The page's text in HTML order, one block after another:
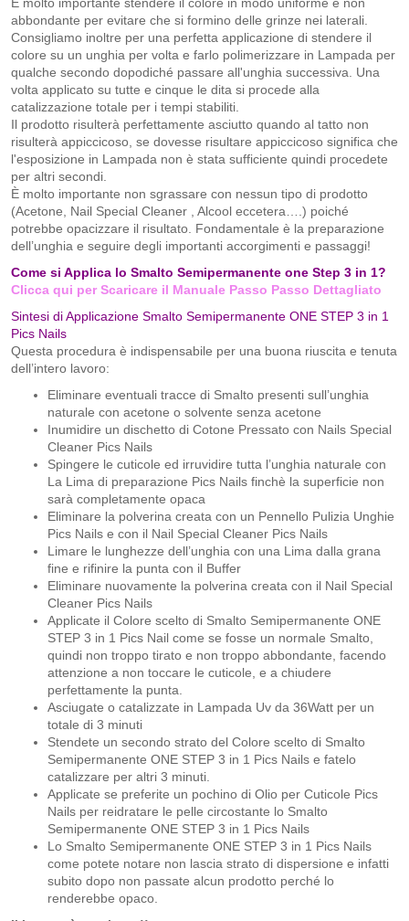
abbondante per evitare che si formino delle grinze nei laterali.
Consigliamo inoltre per una perfetta applicazione di stendere il
colore su un unghia per volta e farlo polimerizzare in Lampada per
qualche secondo dopodiché passare all'unghia successiva. Una
volta applicato su tutte e cinque le dita si procede alla
catalizzazione totale per i tempi stabiliti.
Il prodotto risulterà perfettamente asciutto quando al tatto non
risulterà appiccicoso, se dovesse risultare appiccicoso significa che
l'esposizione in Lampada non è stata sufficiente quindi procedete
per altri secondi.
È molto importante non sgrassare con nessun tipo di prodotto
(Acetone, Nail Special Cleaner , Alcool eccetera….) poiché
potrebbe opacizzare il risultato. Fondamentale è la preparazione
dell’unghia e seguire degli importanti accorgimenti e passaggi!
Come si Applica lo Smalto Semipermanente one Step 3 in 1?
Clicca qui per Scaricare il Manuale Passo Passo Dettagliato
Sintesi di Applicazione Smalto Semipermanente ONE STEP 3 in 1
Pics Nails
Questa procedura è indispensabile per una buona riuscita e tenuta
dell’intero lavoro:
Eliminare eventuali tracce di Smalto presenti sull’unghia
naturale con acetone o solvente senza acetone
Inumidire un dischetto di Cotone Pressato con Nails Special
Cleaner Pics Nails
Spingere le cuticole ed irruvidire tutta l’unghia naturale con
La Lima di preparazione Pics Nails finchè la superficie non
sarà completamente opaca
Eliminare la polverina creata con un Pennello Pulizia Unghie
Pics Nails e con il Nail Special Cleaner Pics Nails
Limare le lunghezze dell’unghia con una Lima dalla grana
fine e rifinire la punta con il Buffer
Eliminare nuovamente la polverina creata con il Nail Special
Cleaner Pics Nails
Applicate il Colore scelto di Smalto Semipermanente ONE
STEP 3 in 1 Pics Nail come se fosse un normale Smalto,
quindi non troppo tirato e non troppo abbondante, facendo
attenzione a non toccare le cuticole, e a chiudere
perfettamente la punta.
Asciugate o catalizzate in Lampada Uv da 36Watt per un
totale di 3 minuti
Stendete un secondo strato del Colore scelto di Smalto
Semipermanente ONE STEP 3 in 1 Pics Nails e fatelo
catalizzare per altri 3 minuti.
Applicate se preferite un pochino di Olio per Cuticole Pics
Nails per reidratare le pelle circostante lo Smalto
Semipermanente ONE STEP 3 in 1 Pics Nails
Lo Smalto Semipermanente ONE STEP 3 in 1 Pics Nails
come potete notare non lascia strato di dispersione e infatti
subito dopo non passate alcun prodotto perché lo
renderebbe opaco.